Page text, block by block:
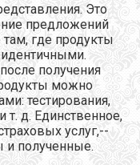
Это
предложений
где продукты
получения
можно
тестирования,
т. д. Единственное,
услуг,--
полученные.